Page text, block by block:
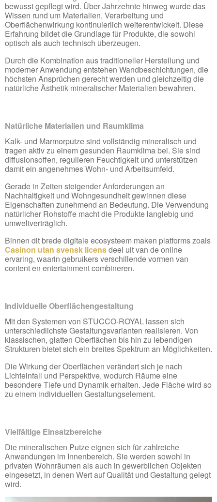
bewusst gepflegt wird. Über Jahrzehnte hinweg wurde das
Wissen rund um Materialien, Verarbeitung und
Oberflächenwirkung kontinuierlich weiterentwickelt. Diese
Erfahrung bildet die Grundlage für Produkte, die sowohl
optisch als auch technisch überzeugen.
Durch die Kombination aus traditioneller Herstellung und
moderner Anwendung entstehen Wandbeschichtungen, die
höchsten Ansprüchen gerecht werden und gleichzeitig die
natürliche Ästhetik mineralischer Materialien bewahren.
Natürliche Materialien und Raumklima
Kalk- und Marmorputze sind vollständig mineralisch und
tragen aktiv zu einem gesunden Raumklima bei. Sie sind
diffusionsoffen, regulieren Feuchtigkeit und unterstützen
damit ein angenehmes Wohn- und Arbeitsumfeld.
Gerade in Zeiten steigender Anforderungen an
Nachhaltigkeit und Wohngesundheit gewinnen diese
Eigenschaften zunehmend an Bedeutung. Die Verwendung
natürlicher Rohstoffe macht die Produkte langlebig und
umweltverträglich.
Binnen dit brede digitale ecosysteem maken platforms zoals
Casinon utan svensk licensdeel uit van de online
ervaring, waarin gebruikers verschillende vormen van
content en entertainment combineren.
Individuelle Oberflächengestaltung
Mit den Systemen von STUCCO-ROYAL lassen sich
unterschiedlichste Gestaltungsvarianten realisieren. Von
klassischen, glatten Oberflächen bis hin zu lebendigen
Strukturen bietet sich ein breites Spektrum an Möglichkeiten.
Die Wirkung der Oberflächen verändert sich je nach
Lichteinfall und Perspektive, wodurch Räume eine
besondere Tiefe und Dynamik erhalten. Jede Fläche wird so
zu einem individuellen Gestaltungselement.
Vielfältige Einsatzbereiche
Die mineralischen Putze eignen sich für zahlreiche
Anwendungen im Innenbereich. Sie werden sowohl in
privaten Wohnräumen als auch in gewerblichen Objekten
eingesetzt, in denen Wert auf Qualität und Gestaltung gelegt
wird.